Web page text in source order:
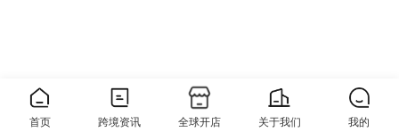
0
首页 跨境资讯 全球开店 关于我们 我的